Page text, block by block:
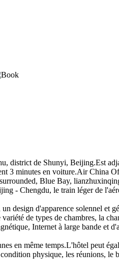
district de Shunyi, Beijing.Est
3 minutes en voiture.Air China
Blue Bay,
- Chengdu, le train léger de
design d'apparence solennel et
de types de chambres, la
Internet à large bande et
en même temps.L'hôtel peut
physique, les réunions, le